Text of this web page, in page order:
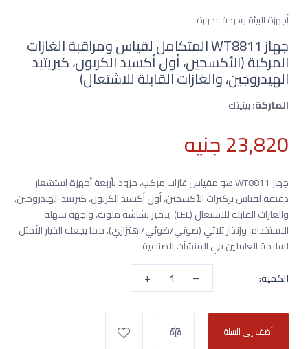
أجهزة البيئة ودرجة الحرارة
جهاز WT8811 المتكامل لقياس ومراقبة الغازات
المركبة (الأكسجين، أول أكسيد الكربون، كبريتيد
الهيدروجين، والغازات القابلة للاشتعال)
الماركة:بينيتك
23,820 جنيه
جهاز WT8811 هو مقياس غازات مركب، مزود بأربعة أجهزة استشعار
دقيقة لقياس تركيزات الأكسجين، أول أكسيد الكربون، كبريتيد الهيدروجين،
والغازات القابلة للاشتعال (LEL). يتميز بشاشة ملونة، واجهة سهلة
الاستخدام، وإنذار ثلاثي (صوتي/ضوئي/اهتزازي)، مما يجعله الخيار الأمثل
لسلامة العاملين في المنشآت الصناعية
الكمية:
–
+
أضف إلى السلة